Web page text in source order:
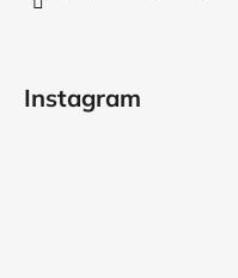
Instagram